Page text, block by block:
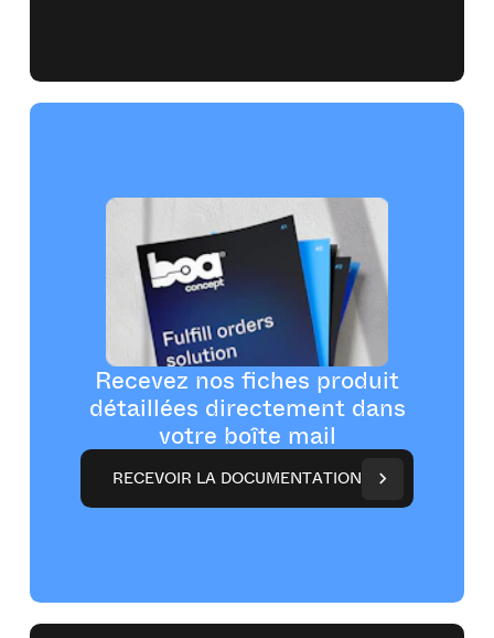
Recevez nos fiches produit
détaillées directement dans
votre boîte mail
RECEVOIR LA DOCUMENTATION